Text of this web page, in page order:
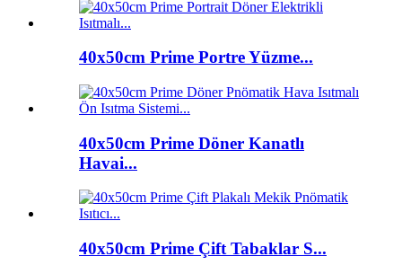
40x50cm Prime Portre Yüzme...
40x50cm Prime Döner Kanatlı
Havai...
40x50cm Prime Çift Tabaklar S...